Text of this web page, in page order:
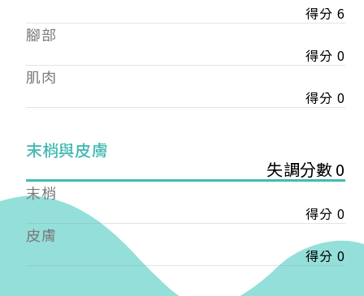
得分 6
腳部
得分 0
肌肉
得分 0
末梢與皮膚
失調分數 0
末梢
得分 0
皮膚
得分 0
【會費】
入會費新臺幣1200元，於會員入會時繳納；常年會
費1200元，於每年度繳納。
入會費新臺幣3000元，於會員入會時繳納；常年會
費3000元，於每年度繳納。
戶名: 社團法人台灣自律神經健康培訓暨發展協會
帳號: 003-03-501566-2
銀行: (013) 國泰世華 南京東路分行